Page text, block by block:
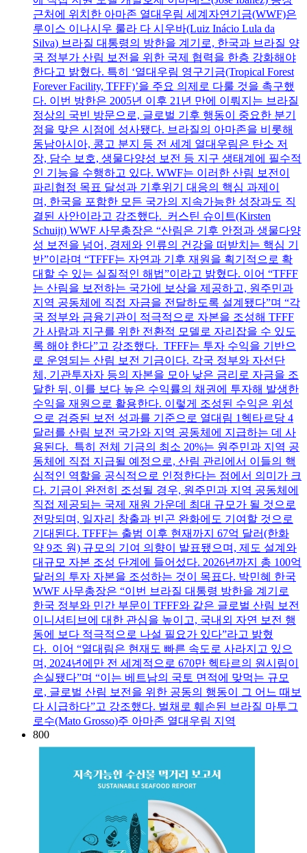
근처에 위치한 아마존 열대우림 세계자연기금(WWF)은
루이스 이나시우 룰라 다 시우바(Luiz Inácio Lula da
Silva) 브라질 대통령의 방한을 계기로, 한국과 브라질 양
국 정부가 산림 보전을 위한 국제 협력을 한층 강화해야
한다고 밝혔다. 특히 ‘열대우림 영구기금(Tropical Forest
Forever Facility, TFFF)’을 주요 의제로 다룰 것을 촉구했
다. 이번 방한은 2005년 이후 21년 만에 이뤄지는 브라질
정상의 국빈 방문으로, 글로벌 기후 행동이 중요한 분기
점을 맞은 시점에 성사됐다. 브라질의 아마존을 비롯해
동남아시아, 콩고 분지 등 전 세계 열대우림은 탄소 저
장, 담수 보호, 생물다양성 보전 등 지구 생태계에 필수적
인 기능을 수행하고 있다. WWF는 이러한 산림 보전이
파리협정 목표 달성과 기후위기 대응의 핵심 과제이
며, 한국을 포함한 모든 국가의 지속가능한 성장과도 직
결된 사안이라고 강조했다. 커스틴 슈이트(Kirsten
Schuijt) WWF 사무총장은 “산림은 기후 안정과 생물다양
성 보전을 넘어, 경제와 인류의 건강을 떠받치는 핵심 기
반”이라며 “TFFF는 자연과 기후 재원을 획기적으로 확
대할 수 있는 실질적인 해법”이라고 밝혔다. 이어 “TFFF
는 산림을 보전하는 국가에 보상을 제공하고, 원주민과
지역 공동체에 직접 자금을 전달하도록 설계됐다”며 “각
국 정부와 금융기관이 적극적으로 자본을 조성해 TFFF
가 사람과 지구를 위한 전환적 모델로 자리잡을 수 있도
록 해야 한다”고 강조했다. TFFF는 투자 수익을 기반으
로 운영되는 산림 보전 기금이다. 각국 정부와 자선단
체, 기관투자자 등의 자본을 모아 낮은 금리로 자금을 조
달한 뒤, 이를 보다 높은 수익률의 채권에 투자해 발생한
수익을 재원으로 활용한다. 이렇게 조성된 수익은 위성
으로 검증된 보전 성과를 기준으로 열대림 1헥타르당 4
달러를 산림 보전 국가와 지역 공동체에 지급하는 데 사
용된다. 특히 전체 기금의 최소 20%는 원주민과 지역 공
동체에 직접 지급될 예정으로, 산림 관리에서 이들의 핵
심적인 역할을 공식적으로 인정한다는 점에서 의미가 크
다. 기금이 완전히 조성될 경우, 원주민과 지역 공동체에
직접 제공되는 국제 재원 가운데 최대 규모가 될 것으로
전망되며, 일자리 창출과 빈곤 완화에도 기여할 것으로
기대된다. TFFF는 출범 이후 현재까지 67억 달러(한화
약 9조 원) 규모의 기여 의향이 발표됐으며, 제도 설계와
대규모 자본 조성 단계에 들어섰다. 2026년까지 총 100억
달러의 투자 자본을 조성하는 것이 목표다. 박민혜 한국
WWF 사무총장은 “이번 브라질 대통령 방한을 계기로
한국 정부와 민간 부문이 TFFF와 같은 글로벌 산림 보전
이니셔티브에 대한 관심을 높이고, 국내외 자연 보전 행
동에 보다 적극적으로 나설 필요가 있다”라고 밝혔
다. 이어 “열대림은 현재도 빠른 속도로 사라지고 있으
며, 2024년에만 전 세계적으로 670만 헥타르의 원시림이
손실됐다”며 “이는 베트남의 국토 면적에 맞먹는 규모
로, 글로벌 산림 보전을 위한 공동의 행동이 그 어느 때보
다 시급하다”고 강조했다. 벌채로 훼손된 브라질 마투그
로수(Mato Grosso)주 아마존 열대우림 지역
800